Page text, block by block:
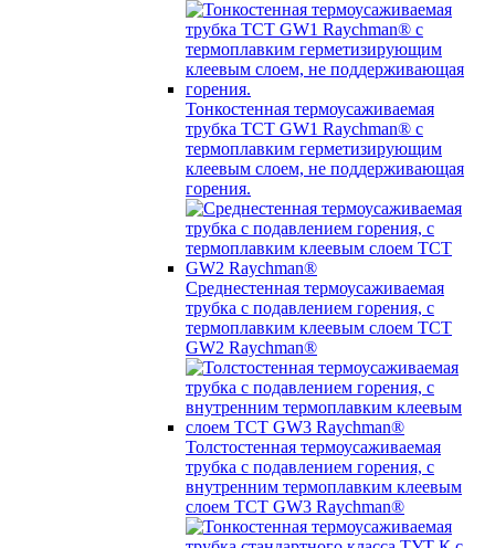
Тонкостенная термоусаживаемая
трубка TCT GW1 Raychman® с
термоплавким герметизирующим
клеевым слоем, не поддерживающая
горения.
Среднестенная термоусаживаемая
трубка c подавлением горения, с
термоплавким клеевым слоем TCT
GW2 Raychman®
Толстостенная термоусаживаемая
трубка c подавлением горения, с
внутренним термоплавким клеевым
слоем TCT GW3 Raychman®